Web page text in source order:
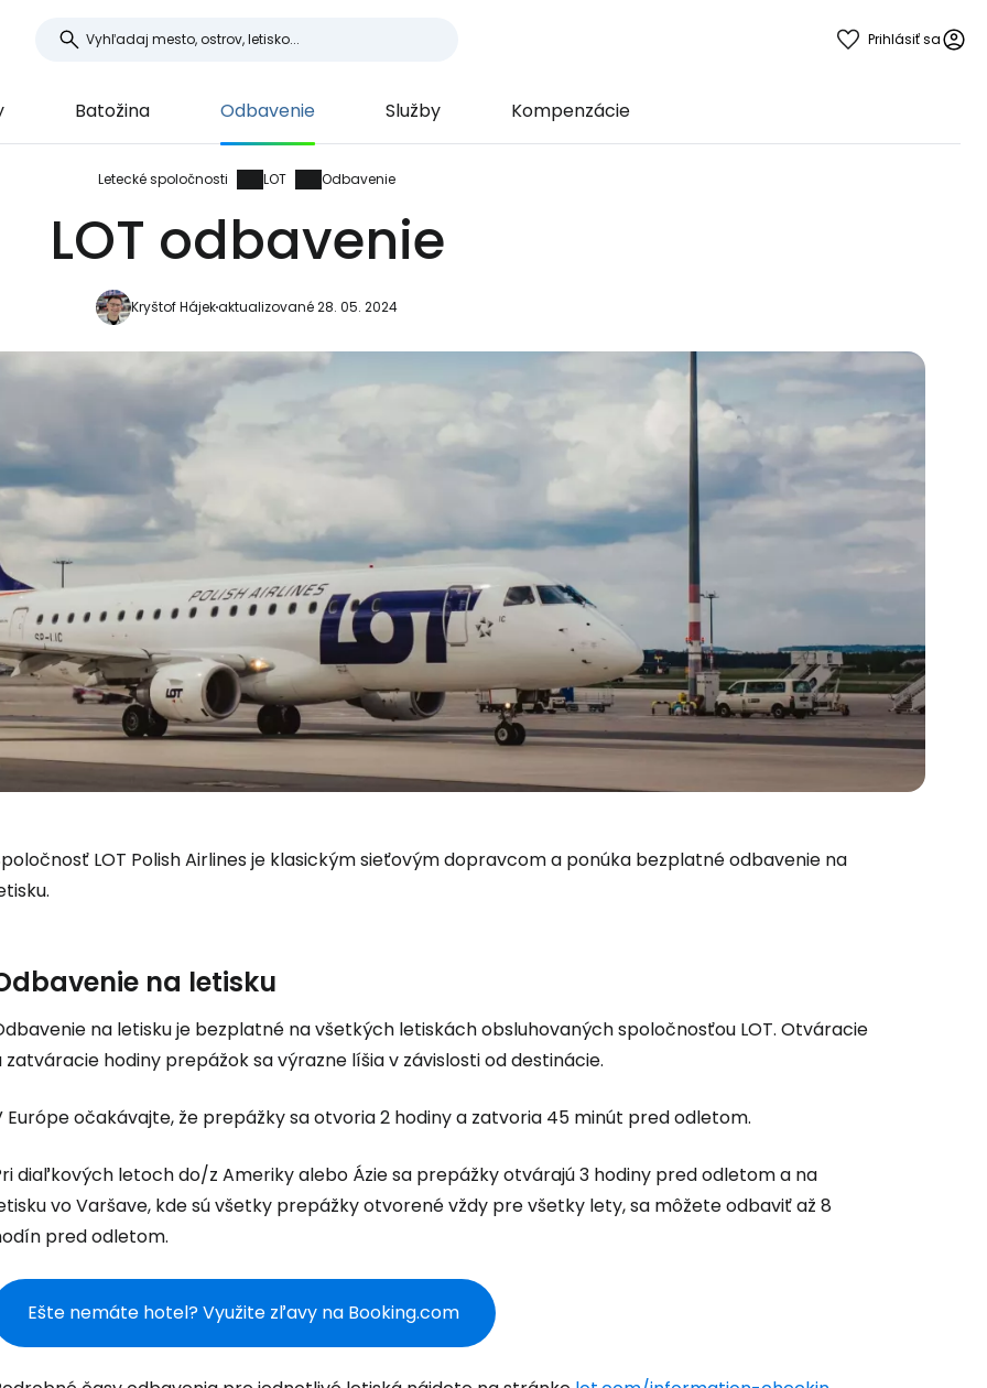
Prihlásiť sa
Batožina Odbavenie Služby Kompenzácie
Letecké spoločnosti LOT Odbavenie
LOT odbavenie
Kryštof Hájekaktualizované 28. 05. 2024
LOT Polish Airlines je klasickým sieťovým dopravcom a ponúka bezplatné odbavenie na
na letisku
na letisku je bezplatné na všetkých letiskách obsluhovaných spoločnosťou LOT. Otváracie
zatváracie hodiny prepážok sa výrazne líšia v závislosti od destinácie.
Európe očakávajte, že prepážky sa otvoria 2 hodiny a zatvoria 45 minút pred odletom.
diaľkových letoch do/z Ameriky alebo Ázie sa prepážky otvárajú 3 hodiny pred odletom a na
vo Varšave, kde sú všetky prepážky otvorené vždy pre všetky lety, sa môžete odbaviť až 8
pred odletom.
Ešte nemáte hotel? Využite zľavy na Booking.com